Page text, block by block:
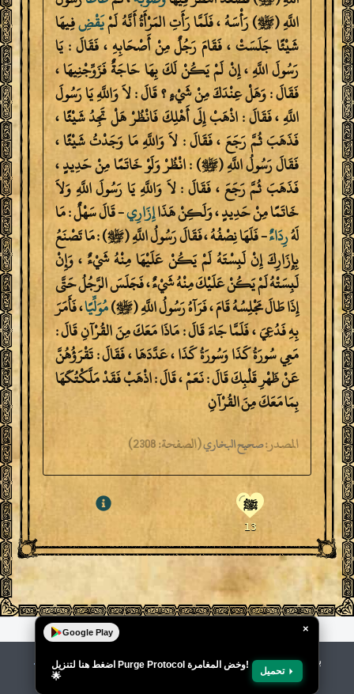
اللَّهِ (ﷺ) رَأْسَهُ ، فَلَمَّا رَأَتِ المَرْأَةُ أَنَّهُ لَمْيَقْضِفِيهَا
شَيْئًا جَلَسَتْ ، فَقَامَ رَجُلٌ مِنْ أَصْحَابِهِ ، فَقَالَ : يَا
رَسُولَ اللَّهِ ، إِنْ لَمْ يَكُنْ لَكَ بِهَا حَاجَةٌ فَزَوِّجْنِيهَا ،
فَقَالَ : وَهَلْ عِنْدَكَ مِنْ شَيْءٍ ؟ قَالَ : لاَ وَاللَّهِ يَا رَسُولَ
اللَّهِ ، فَقَالَ : اذْهَبْ إِلَى أَهْلِكَ فَانْظُرْ هَلْ تَجِدُ شَيْئًا ،
فَذَهَبَ ثُمَّ رَجَعَ ، فَقَالَ : لاَ وَاللَّهِ مَا وَجَدْتُ شَيْئًا ،
فَقَالَ رَسُولُ اللَّهِ (ﷺ) : انْظُرْ وَلَوْ خَاتَمًا مِنْ حَدِيدٍ ،
فَذَهَبَ ثُمَّ رَجَعَ ، فَقَالَ : لاَ وَاللَّهِ يَا رَسُولَ اللَّهِ وَلاَ
خَاتَمًا مِنْ حَدِيدٍ ، وَلَكِنْ هَذَاإِزَارِي- قَالَ سَهْلٌ : مَا
لَهُرِدَاءٌ- فَلَهَا نِصْفُهُ ، فَقَالَ رَسُولُ اللَّهِ (ﷺ) : مَا تَصْنَعُ
بِإِزَارِكَ إِنْ لَبِسْتَهُ لَمْ يَكُنْ عَلَيْهَا مِنْهُ شَيْءٌ ، وَإِنْ
لَبِسَتْهُ لَمْ يَكُنْ عَلَيْكَ مِنْهُ شَيْءٌ ، فَجَلَسَ الرَّجُلُ حَتَّى
إِذَا طَالَ مَجْلِسُهُ قَامَ ، فَرَآهُ رَسُولُ اللَّهِ (ﷺ)مُوَلِّيًا، فَأَمَرَ
بِهِ فَدُعِيَ ، فَلَمَّا جَاءَ قَالَ : مَاذَا مَعَكَ مِنَ القُرْآنِ قَالَ :
مَعِي سُورَةُ كَذَا وَسُورَةُ كَذَا ، عَدَّدَهَا ، فَقَالَ : تَقْرَؤُهُنَّ
عَنْ ظَهْرِ قَلْبِكَ قَالَ : نَعَمْ ، قَالَ : اذْهَبْ فَقَدْ مَلَّكْتُكَهَا
بِمَا مَعَكَ مِنَ القُرْآنِ
المصدر:صحيح البخاري(الصفحة:2308)
ﷺ
13
باستخدام موقعنا ، فإنك تقر بأنك قد قرأت وفهمتشروط
الاستخدام
Google Play
اضغط هنا لتنزيل Purge Protocol وخض المغامرة!
🌟
تحميل
×